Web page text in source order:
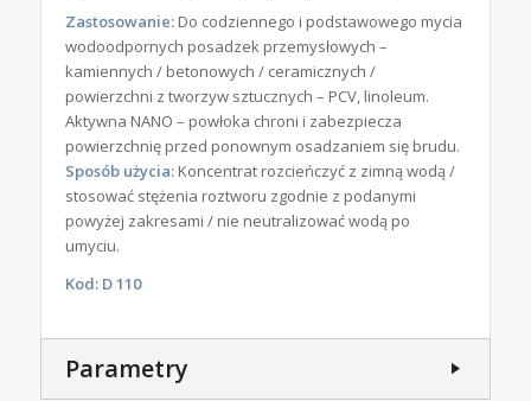
Zastosowanie:Do codziennego i podstawowego mycia
wodoodpornych posadzek przemysłowych –
kamiennych / betonowych / ceramicznych /
powierzchni z tworzyw sztucznych – PCV, linoleum.
Aktywna NANO – powłoka chroni i zabezpiecza
powierzchnię przed ponownym osadzaniem się brudu.
Sposób użycia:Koncentrat rozcieńczyć z zimną wodą /
stosować stężenia roztworu zgodnie z podanymi
powyżej zakresami / nie neutralizować wodą po
umyciu.
Kod: D 110
Parametry